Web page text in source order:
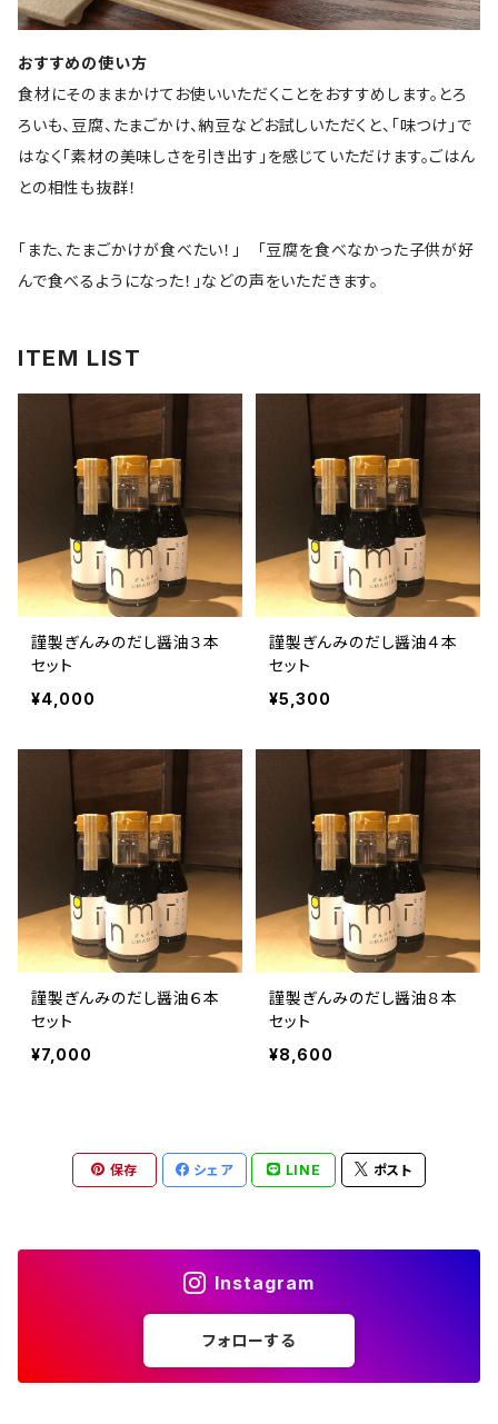
おすすめの使い方
食材にそのままかけてお使いいただくことをおすすめします。とろ
ろいも、豆腐、たまごかけ、納豆などお試しいただくと、「味つけ」で
はなく「素材の美味しさを引き出す」を感じていただけます。ごはん
との相性も抜群！
「また、たまごかけが食べたい！」 「豆腐を食べなかった子供が好
んで食べるようになった！」などの声をいただきます。
ITEM LIST
謹製ぎんみのだし醤油３本
セット
¥4,000
謹製ぎんみのだし醤油４本
セット
¥5,300
謹製ぎんみのだし醤油６本
セット
¥7,000
謹製ぎんみのだし醤油８本
セット
¥8,600
保存 シェア LINE ポスト
Instagram
フォローする